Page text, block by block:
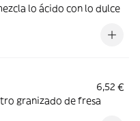
lo ácido con lo dulce
6,52 €
granizado de fresa